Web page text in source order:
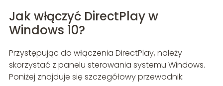
Jak włączyć DirectPlay w
Windows 10?
Przystępując do włączenia DirectPlay, należy
skorzystać z panelu sterowania systemu Windows.
Poniżej znajduje się szczegółowy przewodnik: